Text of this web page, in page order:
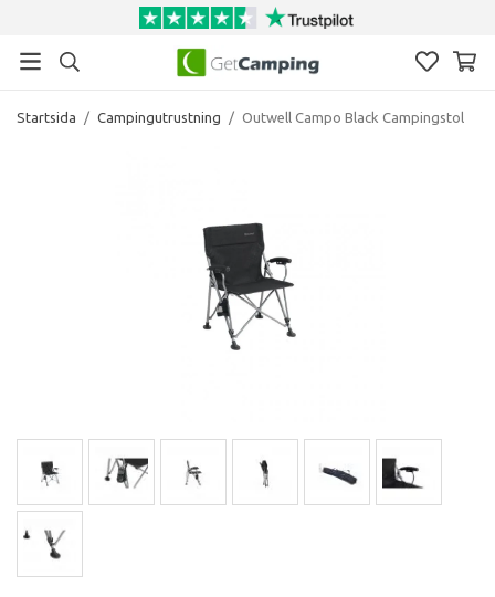
Startsida / Campingutrustning / Outwell Campo Black Campingstol